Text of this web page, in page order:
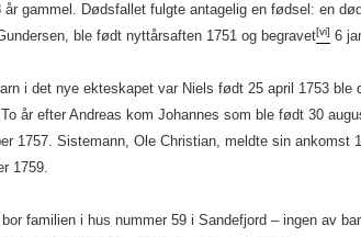
år gammel. Dødsfallet fulgte antagelig en fødsel: en
ble født nyttårsaften 1751 og begravet[vi] 6
i det nye ekteskapet var Niels født 25 april 1753 ble
år efter Andreas kom Johannes som ble født 30
1757. Sistemann, Ole Christian, meldte sin ankomst
1759.
bor familien i hus nummer 59 i Sandefjord – ingen av